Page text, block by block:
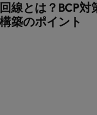
線とは？BCP対
築のポイント